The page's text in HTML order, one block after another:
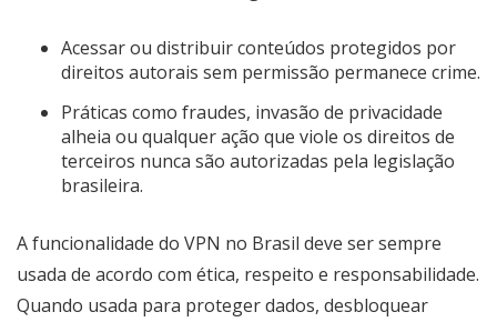
Acessar ou distribuir conteúdos protegidos por
direitos autorais sem permissão permanece crime.
Práticas como fraudes, invasão de privacidade
alheia ou qualquer ação que viole os direitos de
terceiros nunca são autorizadas pela legislação
brasileira.
A funcionalidade do VPN no Brasil deve ser sempre
usada de acordo com ética, respeito e responsabilidade.
Quando usada para proteger dados, desbloquear